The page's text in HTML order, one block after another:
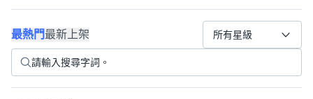
最熱門最新上架 所有星級